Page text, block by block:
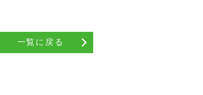
一覧に戻る